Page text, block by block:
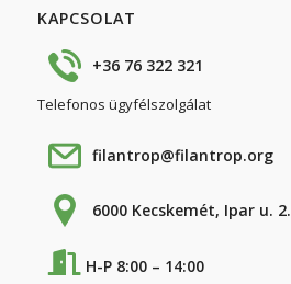
KAPCSOLAT
+36 76 322 321
Telefonos ügyfélszolgálat
filantrop@filantrop.org
6000 Kecskemét, Ipar u. 2.
H-P 8:00 – 14:00